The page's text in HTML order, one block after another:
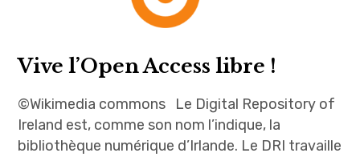
Vive l’Open Access libre !
©Wikimedia commons Le Digital Repository of
Ireland est, comme son nom l’indique, la
bibliothèque numérique d’Irlande. Le DRI travaille